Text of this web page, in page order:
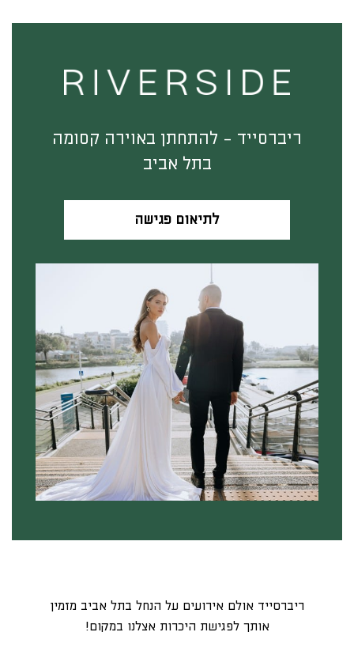
ריברסייד - להתחתן באוירה קסומה
בתל אביב
לתיאום פגישה
ריברסייד אולם אירועים על הנחל בתל אביב מזמין
אותך לפגישת היכרות אצלנו במקום!